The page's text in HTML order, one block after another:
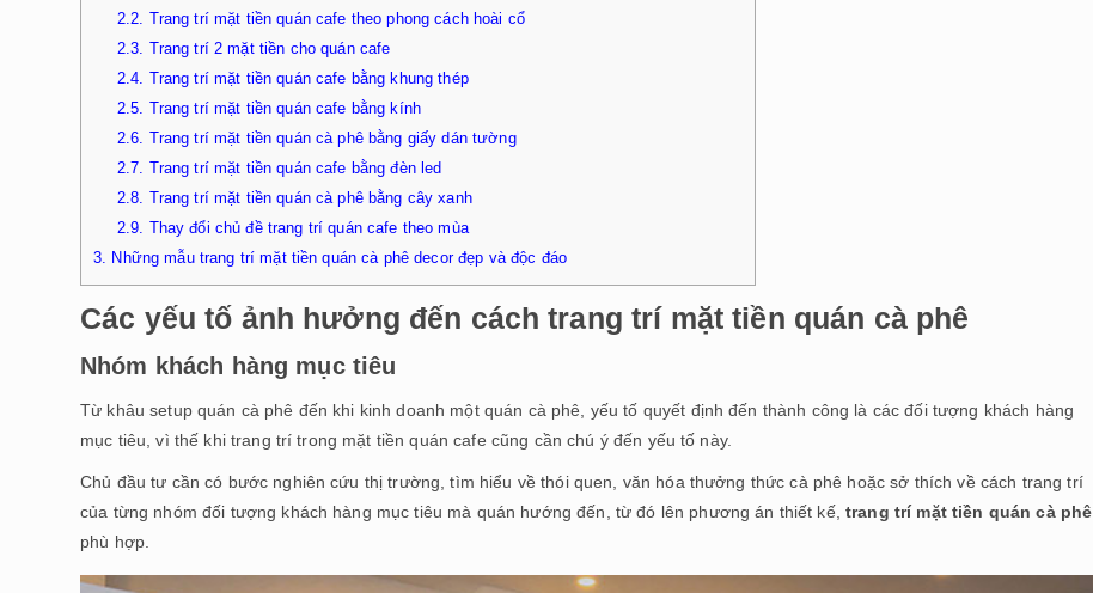
2.2. Trang trí mặt tiền quán cafe theo phong cách hoài cổ
2.3. Trang trí 2 mặt tiền cho quán cafe
2.4. Trang trí mặt tiền quán cafe bằng khung thép
2.5. Trang trí mặt tiền quán cafe bằng kính
2.6. Trang trí mặt tiền quán cà phê bằng giấy dán tường
2.7. Trang trí mặt tiền quán cafe bằng đèn led
2.8. Trang trí mặt tiền quán cà phê bằng cây xanh
2.9. Thay đổi chủ đề trang trí quán cafe theo mùa
3. Những mẫu trang trí mặt tiền quán cà phê decor đẹp và độc đáo
Các yếu tố ảnh hưởng đến cách trang trí mặt tiền quán cà phê
Nhóm khách hàng mục tiêu
Từ khâu setup quán cà phê đến khi kinh doanh một quán cà phê, yếu tố quyết định đến thành công là các đối tượng khách hàng
mục tiêu, vì thế khi trang trí trong mặt tiền quán cafe cũng cần chú ý đến yếu tố này.
Chủ đầu tư cần có bước nghiên cứu thị trường, tìm hiểu về thói quen, văn hóa thưởng thức cà phê hoặc sở thích về cách trang trí
của từng nhóm đối tượng khách hàng mục tiêu mà quán hướng đến, từ đó lên phương án thiết kế,trang trí mặt tiền quán cà phê
phù hợp.